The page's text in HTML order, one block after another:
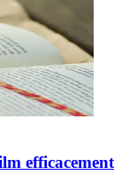
efficacement